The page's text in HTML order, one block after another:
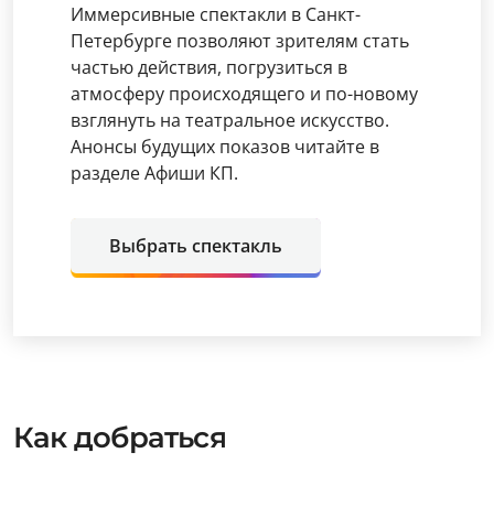
Иммерсивные спектакли в Санкт-
Петербурге позволяют зрителям стать
частью действия, погрузиться в
атмосферу происходящего и по-новому
взглянуть на театральное искусство.
Анонсы будущих показов читайте в
разделе Афиши КП.
Выбрать спектакль
Как добраться